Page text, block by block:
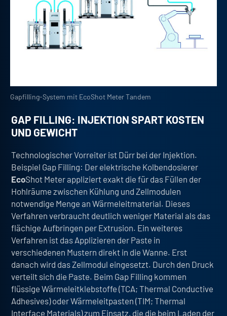
Gapfilling-System mit EcoShot Meter Tandem
GAP FILLING: INJEKTION SPART KOSTEN
UND GEWICHT
Technologischer Vorreiter ist Dürr bei der Injektion.
Beispiel Gap Filling: Der elektrische Kolbendosierer
EcoShot Meter appliziert exakt die für das Füllen der
Hohlräume zwischen Kühlung und Zellmodulen
notwendige Menge an Wärmeleitmaterial. Dieses
Verfahren verbraucht deutlich weniger Material als das
flächige Aufbringen per Extrusion. Ein weiteres
Verfahren ist das Applizieren der Paste in
verschiedenen Mustern direkt in die Wanne. Erst
danach wird das Zellmodul eingesetzt. Durch den Druck
verteilt sich die Paste. Beim Gap Filling kommen
flüssige Wärmeleitklebstoffe (TCA; Thermal Conductive
Adhesives) oder Wärmeleitpasten (TIM; Thermal
Interface Materials) zum Einsatz, die die beim Laden der